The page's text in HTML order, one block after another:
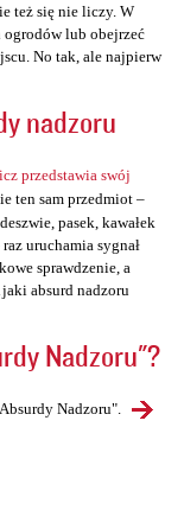
też się nie liczy. W
ogrodów lub obejrzeć
No tak, ale najpierw
nadzoru
przedstawia swój
ten sam przedmiot –
pasek, kawałek
uruchamia sygnał
sprawdzenie, a
absurd nadzoru
Nadzoru"?
Nadzoru".